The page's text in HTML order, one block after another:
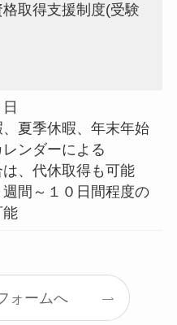
取得支援制度(受験
）
夏季休暇、年末年始
ンダーによる
、代休取得も可能
間～１０日間程度の
能
ォームへ